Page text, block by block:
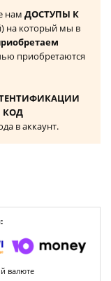
нам ДОСТУПЫ К
на который мы в
приобретаются
КОД
в аккаунт.
валюте